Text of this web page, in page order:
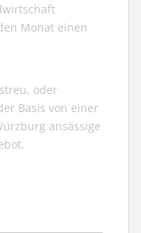
Monat einen
oder
Basis von einer
ansässige